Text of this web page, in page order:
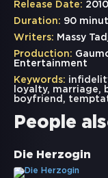
Release Date:
Duration: 90
Writers: Massy
Production:
Entertainment
Keywords:
loyalty, marriage,
boyfriend ,
People
Die Herzogin